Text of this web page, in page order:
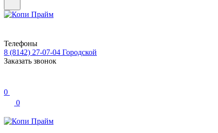
Телефоны
8 (8142) 27-07-04 Городской
Заказать звонок
0
0